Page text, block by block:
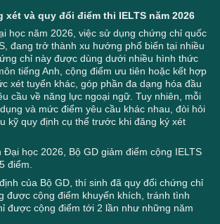
xét và quy đổi điểm thi IELTS năm 2026
học năm 2026, việc sử dụng chứng chỉ quốc
đang trở thành xu hướng phổ biến tại nhiều
chỉ này được dùng dưới nhiều hình thức
tiếng Anh, cộng điểm ưu tiên hoặc kết hợp
xét tuyển khác, góp phần đa dạng hóa đầu
cầu về năng lực ngoại ngữ. Tuy nhiên, mỗi
và mức điểm yêu cầu khác nhau, đòi hỏi
kỹ quy định cụ thể trước khi đăng ký xét
Đại học 2026, Bộ GD giảm điểm cộng IELTS
điểm.
của Bộ GD, thí sinh đã quy đổi chứng chỉ
được cộng điểm khuyến khích, tránh tình
được cộng điểm tới 2 lần như những năm